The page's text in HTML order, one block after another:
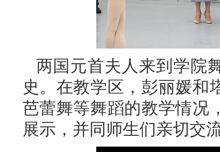
两国元首夫人来到学院
史。在教学区，彭丽媛和
芭蕾舞等舞蹈的教学情况
展示，并同师生们亲切交